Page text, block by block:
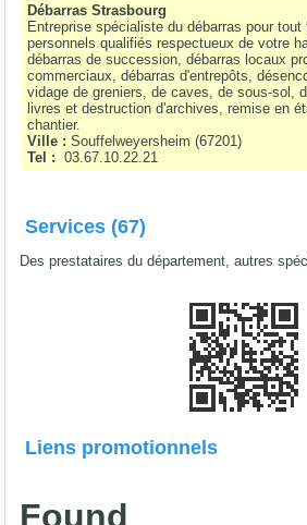
Débarras Strasbourg
Entreprise spécialiste du débarras pour
personnels qualifiés respectueux de votre
débarras de succession, débarras locaux
commerciaux, débarras d'entrepôts,
vidage de greniers, de caves, de sous-sol,
livres et destruction d'archives, remise en
chantier.
Ville :Souffelweyersheim(67201)
Tel :
03.67.10.22.21
Services (67)
Des prestataires du département, autres
Liens promotionnels
Found